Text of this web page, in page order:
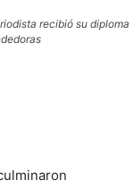
recibió su diploma